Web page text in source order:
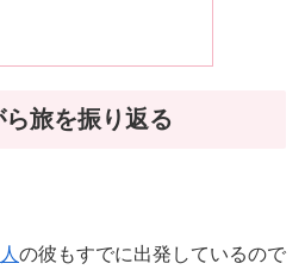
旅を振り返る
の彼もすでに出発しているので